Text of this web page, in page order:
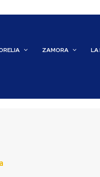
ZAMORA LA